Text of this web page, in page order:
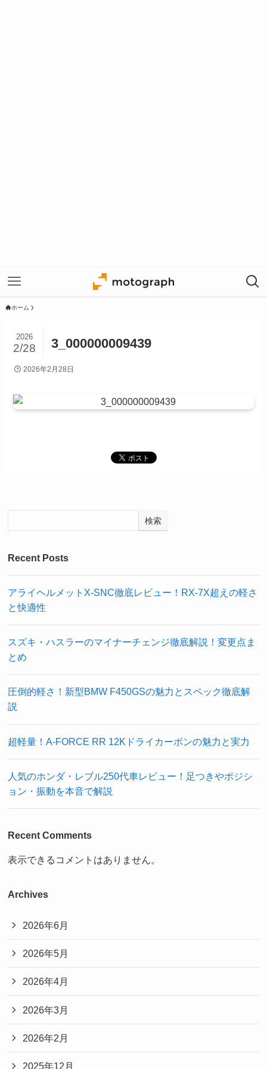
ホーム
3_000000009439
2026
2/28
2026年2月28日
検索
Recent Posts
アライヘルメットX-SNC徹底レビュー！RX-7X超えの軽さ
と快適性
スズキ・ハスラーのマイナーチェンジ徹底解説！変更点ま
とめ
圧倒的軽さ！新型BMW F450GSの魅力とスペック徹底解
説
超軽量！A-FORCE RR 12Kドライカーボンの魅力と実力
人気のホンダ・レブル250代車レビュー！足つきやポジシ
ョン・振動を本音で解説
Recent Comments
表示できるコメントはありません。
Archives
2026年6月
2026年5月
2026年4月
2026年3月
2026年2月
2025年12月